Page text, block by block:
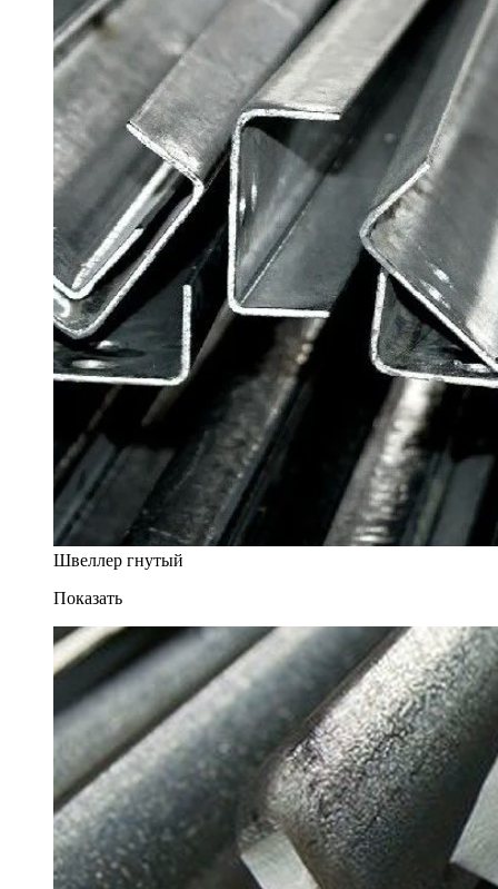
Швеллер гнутый
Показать